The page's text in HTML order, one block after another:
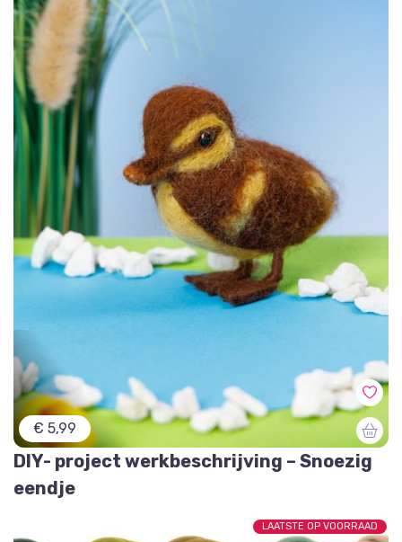
€ 5,99
DIY- project werkbeschrijving – Snoezig
eendje
LAATSTE OP VOORRAAD